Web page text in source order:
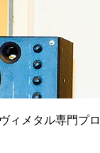
ィメタル専門プ